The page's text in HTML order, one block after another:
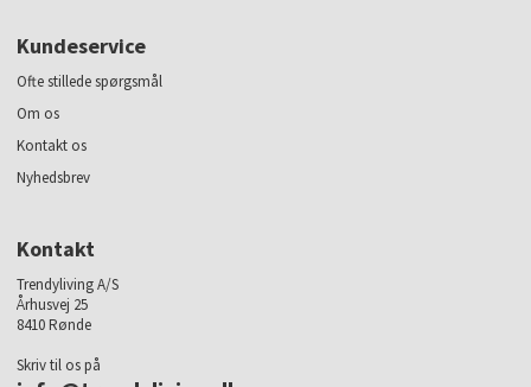
Kundeservice
Ofte stillede spørgsmål
Om os
Kontakt os
Nyhedsbrev
Kontakt
Trendyliving A/S
Århusvej 25
8410 Rønde
Skriv til os på